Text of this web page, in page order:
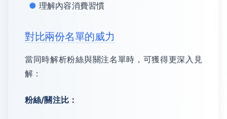
理解內容消費習慣
對比兩份名單的威力
當同時解析粉絲與關注名單時，可獲得更深入見
解：
粉絲/關注比：